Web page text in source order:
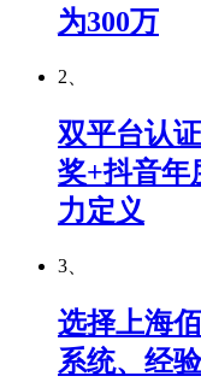
为300万
2、
双平台认
奖+抖音年
力定义
3、
选择上海
系统、经